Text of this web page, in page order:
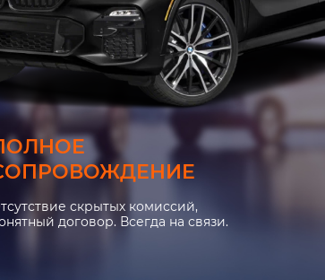
скрытых комиссий,
договор. Всегда на связи.